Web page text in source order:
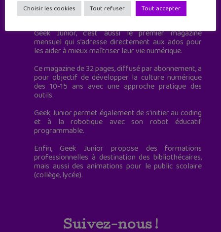
Geek Junior est le premier site de culture numérique
à destination des adolescents.
Geek Junior, c’est aussi le premier magazine
mensuel qui s’adresse directement aux ados pour
les aider à mieux maîtriser leur vie numérique.
Ce magazine de 32 pages, diffusé par abonnement, a
pour objectif de développer la culture numérique
des 10-15 ans avec une approche pratique des
outils.
Geek Junior permet également de s'initier au coding
et à la robotique avec son robot éducatif
programmable.
Enfin, Geek Junior propose des formations
professionnelles à destination des bibliothécaires,
mais aussi des animations pour le public scolaire
(collège, lycée).
Suivez-nous !
Choisir les cookies Tout refuser Tout accepter